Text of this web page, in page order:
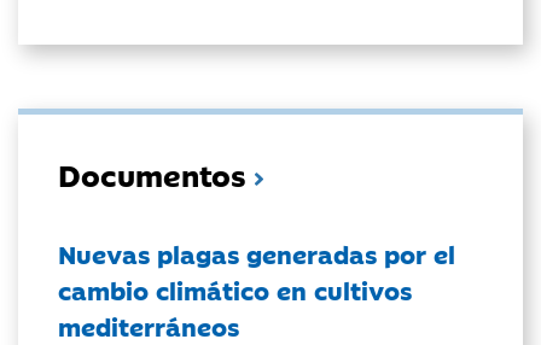
Documentos
Nuevas plagas generadas por el
cambio climático en cultivos
mediterráneos